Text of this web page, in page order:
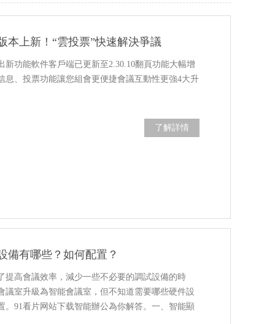
本上新！“雲投票”快速解決爭議
新功能軟件客戶端已更新至2.30.10翻頁功能大幅增
息、投票功能讓您組會更便捷會議互動性更強4大升
了解詳情
備有哪些？如何配置？
提高會議效率，減少一些不必要的調試設備的時
議室升級為智能會議室，但不知道需要哪些硬件設
。91看片网站下载智能辦公為你解答。一、智能顯